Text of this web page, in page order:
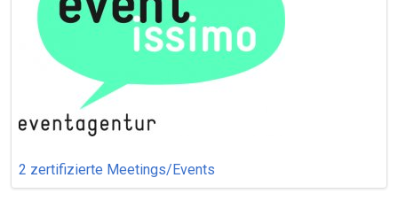
2 zertifizierte Meetings/Events